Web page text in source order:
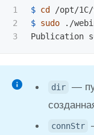
1
2
$ cd
$ sudo ./
dir
—
connStr